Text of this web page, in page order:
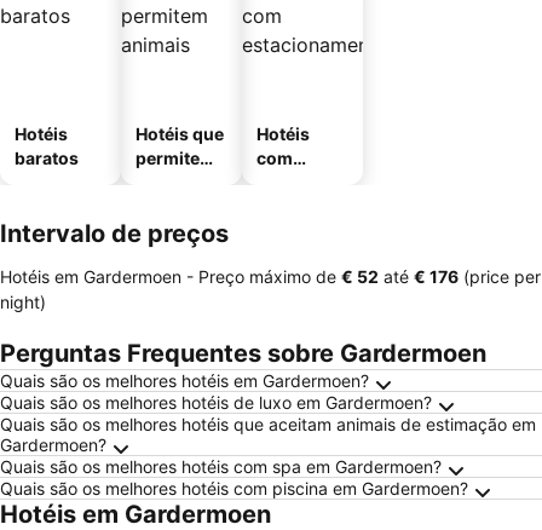
Hotéis
baratos
Hotéis que
permitem
Hotéis
com
Intervalo de preços
Hotéis em Gardermoen - Preço máximo de ‎€ 52 até ‎€ 176 (price per
night)
Perguntas Frequentes sobre Gardermoen
Quais são os melhores hotéis em Gardermoen?
Quais são os melhores hotéis de luxo em Gardermoen?
Quais são os melhores hotéis que aceitam animais de estimação em
Gardermoen?
Quais são os melhores hotéis com spa em Gardermoen?
Quais são os melhores hotéis com piscina em Gardermoen?
Hotéis em Gardermoen